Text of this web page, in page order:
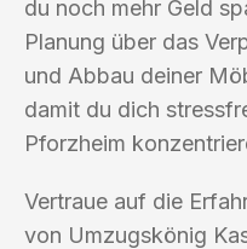
du noch mehr Geld
Planung über das
und Abbau deiner
damit du dich
Pforzheim
Vertraue auf die
von Umzugskönig